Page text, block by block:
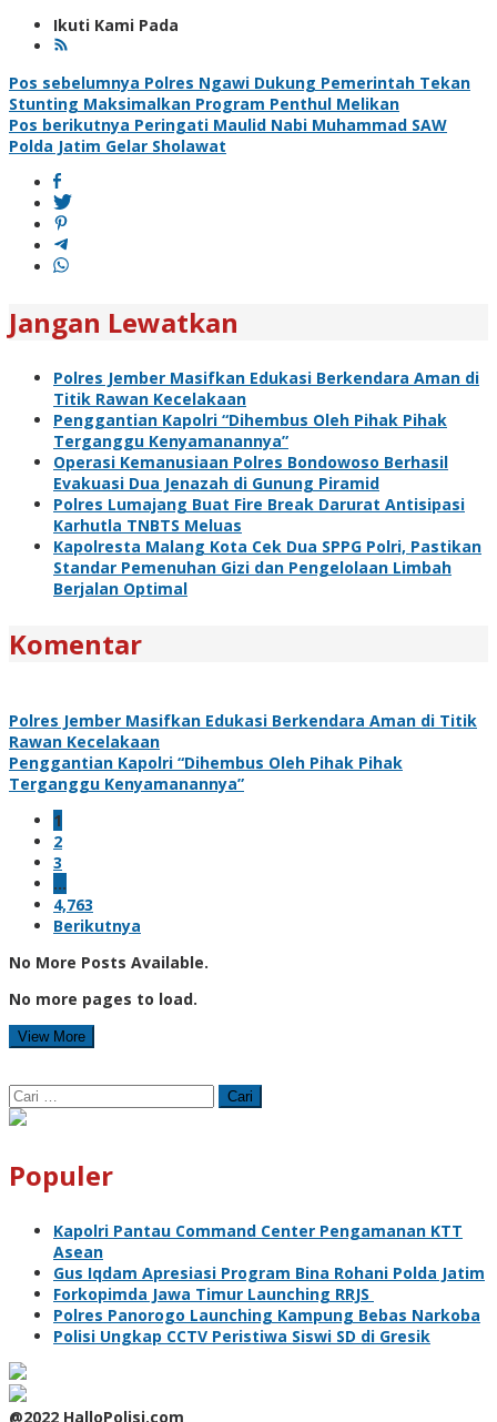
Ikuti Kami Pada
Navigasi
pos
Pos sebelumnya Polres Ngawi Dukung Pemerintah Tekan
Stunting Maksimalkan Program Penthul Melikan
Pos berikutnya Peringati Maulid Nabi Muhammad SAW
Polda Jatim Gelar Sholawat
Jangan Lewatkan
Polres Jember Masifkan Edukasi Berkendara Aman di
Titik Rawan Kecelakaan
Penggantian Kapolri “Dihembus Oleh Pihak Pihak
Terganggu Kenyamanannya”
Operasi Kemanusiaan Polres Bondowoso Berhasil
Evakuasi Dua Jenazah di Gunung Piramid
Polres Lumajang Buat Fire Break Darurat Antisipasi
Karhutla TNBTS Meluas
Kapolresta Malang Kota Cek Dua SPPG Polri, Pastikan
Standar Pemenuhan Gizi dan Pengelolaan Limbah
Berjalan Optimal
Komentar
Polres Jember Masifkan Edukasi Berkendara Aman di Titik
Rawan Kecelakaan
Penggantian Kapolri “Dihembus Oleh Pihak Pihak
Terganggu Kenyamanannya”
1
2
3
…
4,763
Berikutnya
No More Posts Available.
No more pages to load.
View More
Cari
untuk:
Populer
Kapolri Pantau Command Center Pengamanan KTT
Asean
Gus Iqdam Apresiasi Program Bina Rohani Polda Jatim
Forkopimda Jawa Timur Launching RRJS
Polres Panorogo Launching Kampung Bebas Narkoba
Polisi Ungkap CCTV Peristiwa Siswi SD di Gresik
@2022 HalloPolisi.com